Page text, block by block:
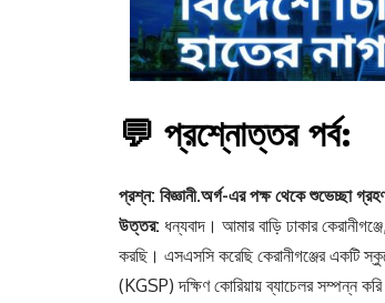
💬 প্রশ্নোত্তর পর্ব:
প্রশ্ন: বিজ্ঞানী.অর্গ-এর পক্ষ থেকে শুভেচ্ছা
উত্তর: ধন্যবাদ। আমার বাড়ি ঢাকার
করছি। এসএসসি করেছি কেরানীগঞ্জের একটি
(KGSP) দক্ষিণ কোরিয়ায় ব্যাচেলর সম্পন্ন করি